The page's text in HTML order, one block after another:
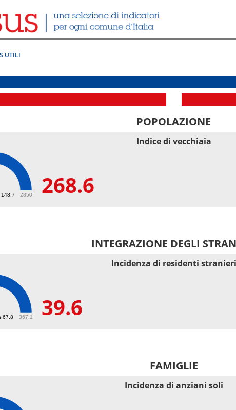
UTILI
POPOLAZIONE
148.7 2850 268.6
Indice di vecchiaia
INTEGRAZIONE DEGLI
67.8 367.1 39.6
Incidenza di residenti stranieri
FAMIGLIE
Incidenza di anziani soli